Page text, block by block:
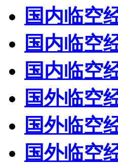
国内临空
国内临空
国内临空
国外临空
国外临空
国外临空